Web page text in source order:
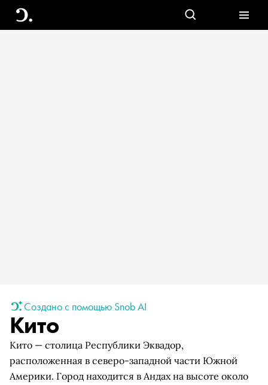
Создано с помощью Snob AI
Кито
Кито — столица Республики Эквадор,
расположенная в северо-западной части Южной
Америки. Город находится в Андах на высоте около